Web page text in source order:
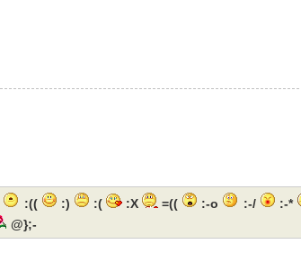
:(( :) :( :X =(( :-o :-/ :-*
@};-